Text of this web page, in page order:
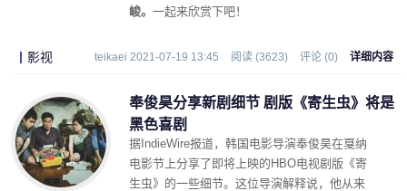
峻。 一起来欣赏下吧！
影视 teikaei 2021-07-19 13:45 阅读 (3623) 评论 (0) 详细内容
奉俊昊分享新剧细节 剧版《寄生虫》将是
黑色喜剧
据IndieWire报道，韩国电影导演奉俊昊在戛纳
电影节上分享了即将上映的HBO电视剧版《寄
生虫》的一些细节。这位导演解释说，他从来